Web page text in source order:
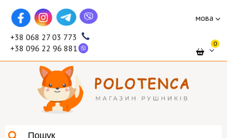
мова
+38 068 27 03 773
+38 096 22 96 881
0